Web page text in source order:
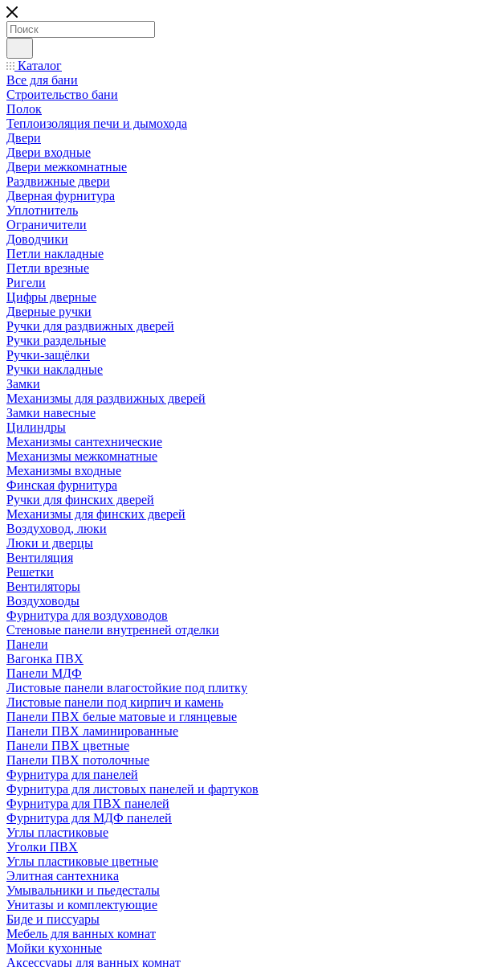
Каталог
Все для бани
Строительство бани
Полок
Теплоизоляция печи и дымохода
Двери
Двери входные
Двери межкомнатные
Раздвижные двери
Дверная фурнитура
Уплотнитель
Ограничители
Доводчики
Петли накладные
Петли врезные
Ригели
Цифры дверные
Дверные ручки
Ручки для раздвижных дверей
Ручки раздельные
Ручки-защёлки
Ручки накладные
Замки
Механизмы для раздвижных дверей
Замки навесные
Цилиндры
Механизмы сантехнические
Механизмы межкомнатные
Механизмы входные
Финская фурнитура
Ручки для финских дверей
Механизмы для финских дверей
Воздуховод, люки
Люки и дверцы
Вентиляция
Решетки
Вентиляторы
Воздуховоды
Фурнитура для воздуховодов
Стеновые панели внутренней отделки
Панели
Вагонка ПВХ
Панели МДФ
Листовые панели влагостойкие под плитку
Листовые панели под кирпич и камень
Панели ПВХ белые матовые и глянцевые
Панели ПВХ ламинированные
Панели ПВХ цветные
Панели ПВХ потолочные
Фурнитура для панелей
Фурнитура для листовых панелей и фартуков
Фурнитура для ПВХ панелей
Фурнитура для МДФ панелей
Углы пластиковые
Уголки ПВХ
Углы пластиковые цветные
Элитная сантехника
Умывальники и пьедесталы
Унитазы и комплектующие
Биде и писсуары
Мебель для ванных комнат
Мойки кухонные
Аксессуары для ванных комнат